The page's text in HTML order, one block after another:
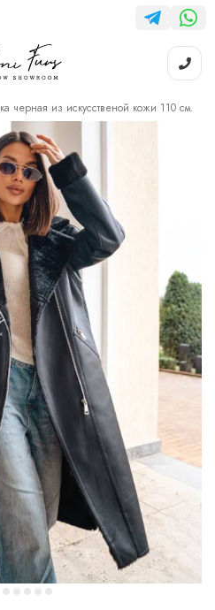
черная из искусственой кожи 110 см.